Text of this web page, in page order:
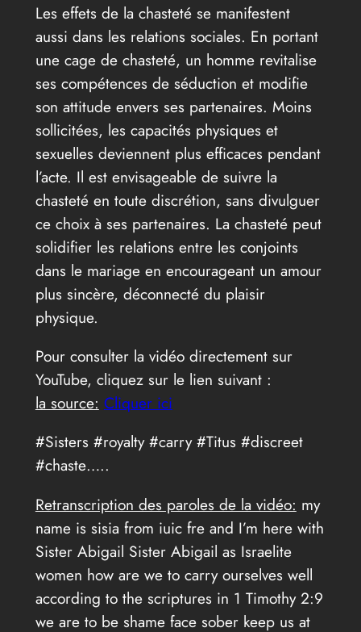
Les effets de la chasteté se manifestent
aussi dans les relations sociales. En portant
une cage de chasteté, un homme revitalise
ses compétences de séduction et modifie
son attitude envers ses partenaires. Moins
sollicitées, les capacités physiques et
sexuelles deviennent plus efficaces pendant
l’acte. Il est envisageable de suivre la
chasteté en toute discrétion, sans divulguer
ce choix à ses partenaires. La chasteté peut
solidifier les relations entre les conjoints
dans le mariage en encourageant un amour
plus sincère, déconnecté du plaisir
physique.
Pour consulter la vidéo directement sur
YouTube, cliquez sur le lien suivant :
la source: Cliquer ici
#Sisters #royalty #carry #Titus #discreet
#chaste…..
Retranscription des paroles de la vidéo: my
name is sisia from iuic fre and I’m here with
Sister Abigail Sister Abigail as Israelite
women how are we to carry ourselves well
according to the scriptures in 1 Timothy 2:9
we are to be shame face sober keep us at